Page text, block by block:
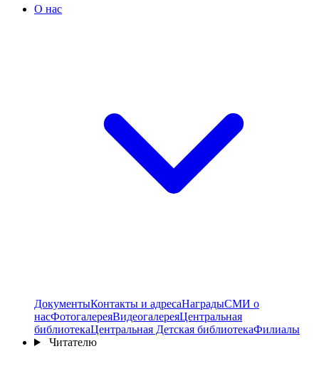
О нас
ДокументыКонтакты и адресаНаградыСМИ о
насФотогалереяВидеогалереяЦентральная
библиотекаЦентральная Детская библиотекаФилиалы
Читателю